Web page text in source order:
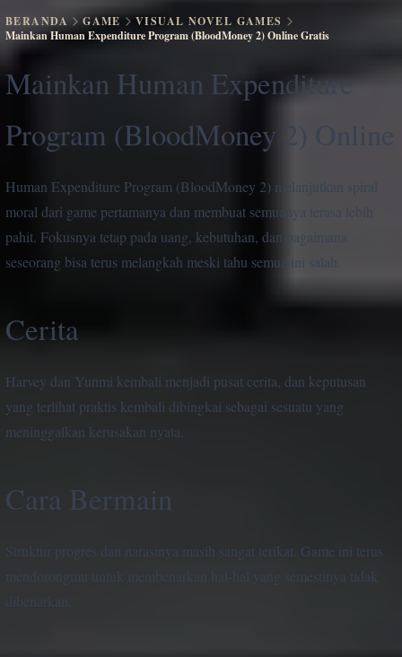
BERANDA GAME
VISUAL NOVEL GAMES
Mainkan Human Expenditure Program (BloodMoney 2) Online Gratis
Mainkan Human Expenditure
Program (BloodMoney 2) Online
Human Expenditure Program (BloodMoney 2) melanjutkan spiral
moral dari game pertamanya dan membuat semuanya terasa lebih
pahit. Fokusnya tetap pada uang, kebutuhan, dan bagaimana
seseorang bisa terus melangkah meski tahu semua ini salah.
Cerita
Harvey dan Yunmi kembali menjadi pusat cerita, dan keputusan
yang terlihat praktis kembali dibingkai sebagai sesuatu yang
meninggalkan kerusakan nyata.
Cara Bermain
Struktur progres dan narasinya masih sangat terikat. Game ini terus
mendorongmu untuk membenarkan hal-hal yang semestinya tidak
dibenarkan.